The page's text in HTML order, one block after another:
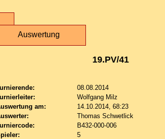
Auswertung
19.PV/41
08.08.2014
Wolfgang Milz
am:
14.10.2014, 68:23
Thomas Schwetlick
B432-000-006
5